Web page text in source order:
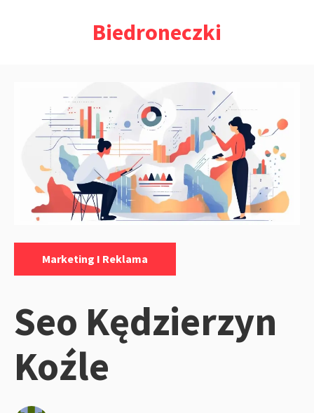
Biedroneczki
Marketing I Reklama
Seo Kędzierzyn
Koźle